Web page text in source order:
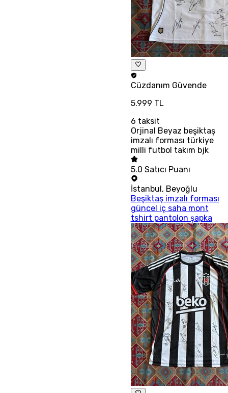
Cüzdanım Güvende
5.999 TL
6 taksit
Orjinal Beyaz beşiktaş
imzalı forması türkiye
milli futbol takım bjk
5.0 Satıcı Puanı
İstanbul, Beyoğlu
Beşiktaş imzalı forması
güncel iç saha mont
tshirt pantolon şapka